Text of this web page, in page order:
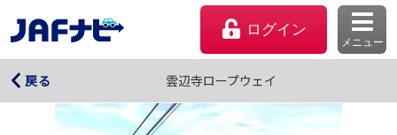
ログイン
メニュー
戻る 雲辺寺ロープウェイ
雲辺寺ロープウェイ